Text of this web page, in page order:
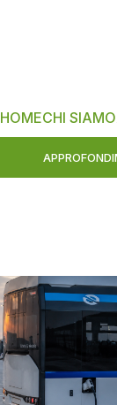
HOMECHI SIAMO